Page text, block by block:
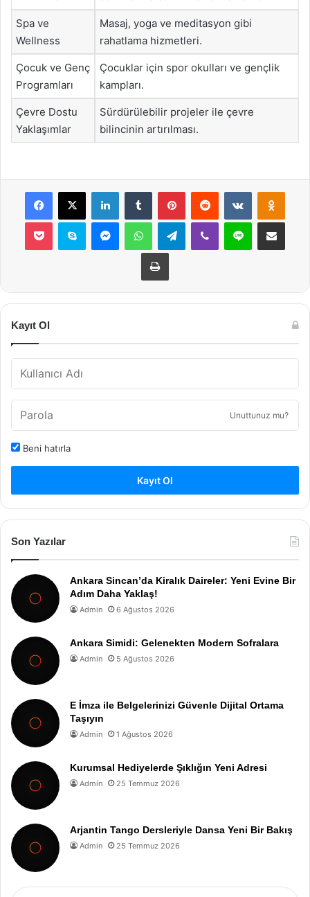
Spa ve
Wellness
Masaj, yoga ve meditasyon gibi
rahatlama hizmetleri.
Çocuk ve Genç
Programları
Çocuklar için spor okulları ve gençlik
kampları.
Çevre Dostu
Yaklaşımlar
Sürdürülebilir projeler ile çevre
bilincinin artırılması.
Facebook
X LinkedInTumblr PinterestReddit VKontakte
Pocket Skype MessengerWhatsAppTelegramViber Line E-Posta ile
Yazdır
Kayıt Ol
Unuttunuz mu?
Beni hatırla
Kayıt Ol
Son Yazılar
Ankara Sincan’da Kiralık Daireler: Yeni Evine Bir
Adım Daha Yaklaş!
Admin 6 Ağustos 2026
Ankara Simidi: Gelenekten Modern Sofralara
Admin 5 Ağustos 2026
E İmza ile Belgelerinizi Güvenle Dijital Ortama
Taşıyın
Admin 1 Ağustos 2026
Kurumsal Hediyelerde Şıklığın Yeni Adresi
Admin 25 Temmuz 2026
Arjantin Tango Dersleriyle Dansa Yeni Bir Bakış
Admin 25 Temmuz 2026